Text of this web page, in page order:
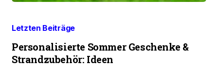
Letzten Beiträge
Personalisierte Sommer Geschenke &
Strandzubehör: Ideen